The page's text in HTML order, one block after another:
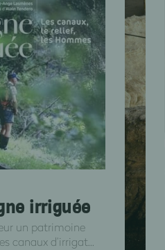
irriguée
un patrimoine
canaux d’irrigat...